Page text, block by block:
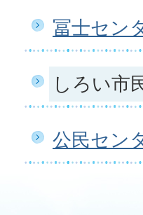
冨士セン
しろい市
公民セン